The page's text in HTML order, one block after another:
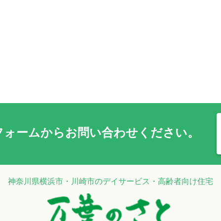
ォームからお問い合わせください。
神奈川県横浜市・川崎市のデイサービス・高齢者向け住宅